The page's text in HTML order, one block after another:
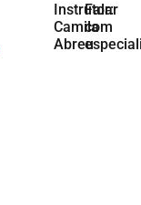
Instrutor:
Camila
Abreu
Falar
com